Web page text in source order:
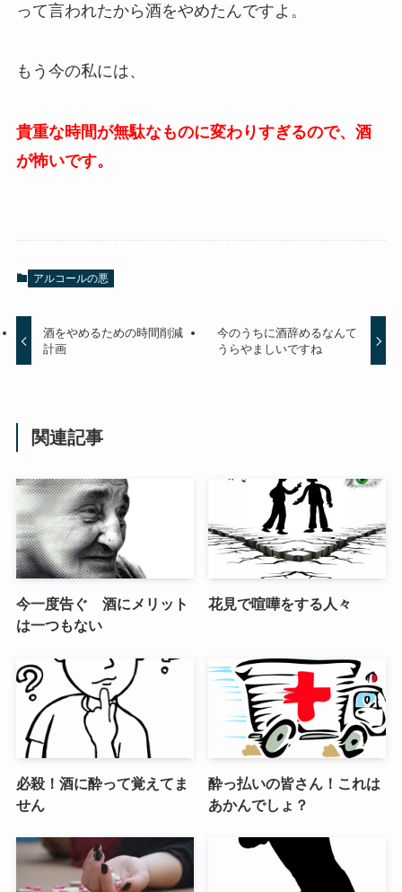
って言われたから酒をやめたんですよ。
もう今の私には、
貴重な時間が無駄なものに変わりすぎるので、酒
が怖いです。
アルコールの悪
酒をやめるための時間削減
計画
今のうちに酒辞めるなんて
うらやましいですね
関連記事
今一度告ぐ 酒にメリット
は一つもない
花見で喧嘩をする人々
必殺！酒に酔って覚えてま
せん
酔っ払いの皆さん！これは
あかんでしょ？